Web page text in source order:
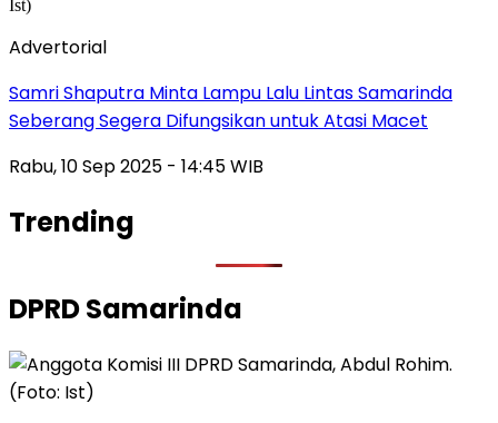
Advertorial
Samri Shaputra Minta Lampu Lalu Lintas Samarinda
Seberang Segera Difungsikan untuk Atasi Macet
Rabu, 10 Sep 2025 - 14:45 WIB
Trending
DPRD Samarinda